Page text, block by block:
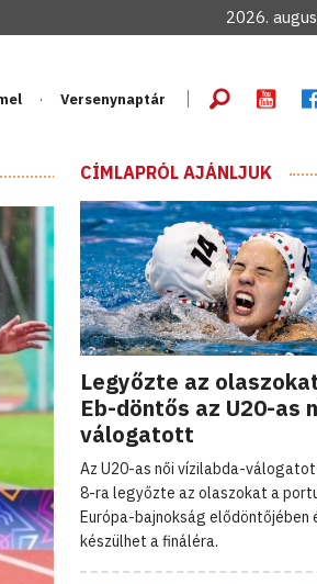
2026.
Versenynaptár
CÍMLAPRÓL AJÁNLJUK
Legyőzte az
Eb-döntős az U20-as
válogatott
Az U20-as női vízilabda-
8-ra legyőzte az olaszokat a
Európa-bajnokság elődöntőjében
készülhet a fináléra.